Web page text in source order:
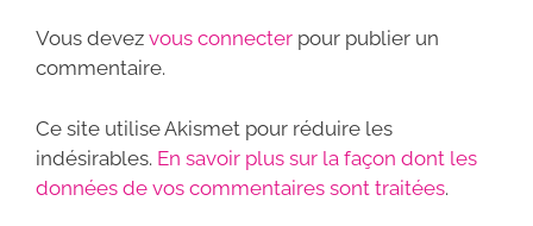
Vous devez vous connecter pour publier un
commentaire.
Ce site utilise Akismet pour réduire les
indésirables. En savoir plus sur la façon dont les
données de vos commentaires sont traitées.